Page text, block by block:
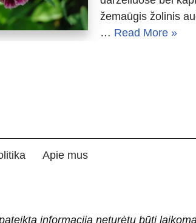
žemaūgis žolinis
… Read More »
Apie mus
informacija neturėtų būti